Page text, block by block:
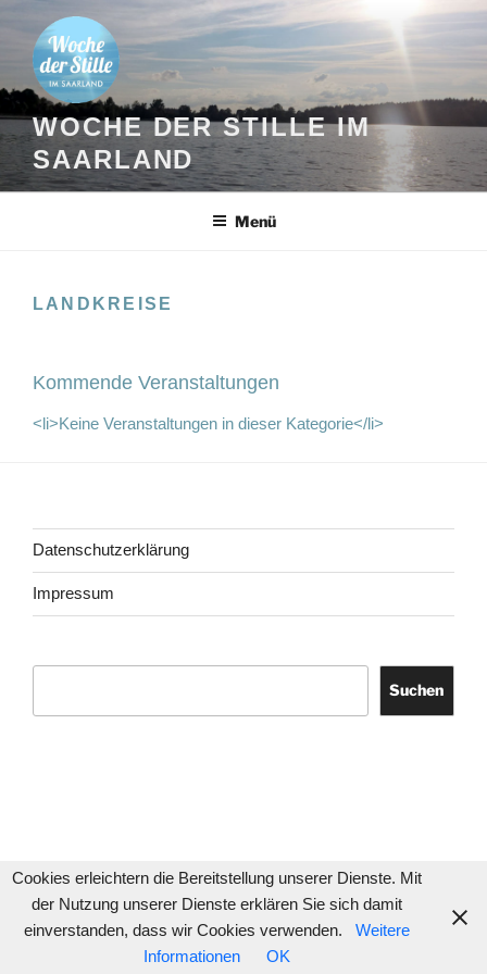
Inhalt
springen
WOCHE DER STILLE IM
SAARLAND
Menü
LANDKREISE
Kommende Veranstaltungen
<li>Keine Veranstaltungen in dieser Kategorie</li>
Datenschutzerklärung
Impressum
Suchen
Cookies erleichtern die Bereitstellung unserer Dienste. Mit
der Nutzung unserer Dienste erklären Sie sich damit
einverstanden, dass wir Cookies verwenden.
Weitere
Informationen
OK